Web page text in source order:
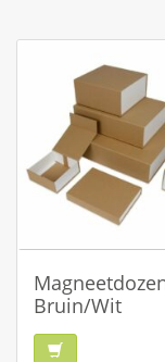
Bruin/Wit